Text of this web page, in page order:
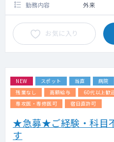
勤務内容 外来
お気に入り
NEW スポット 当直 病院
残業なし
高額給与 60代以上歓
専攻医・専修医可
宿日直許可
★急募★ご経験・科目
す